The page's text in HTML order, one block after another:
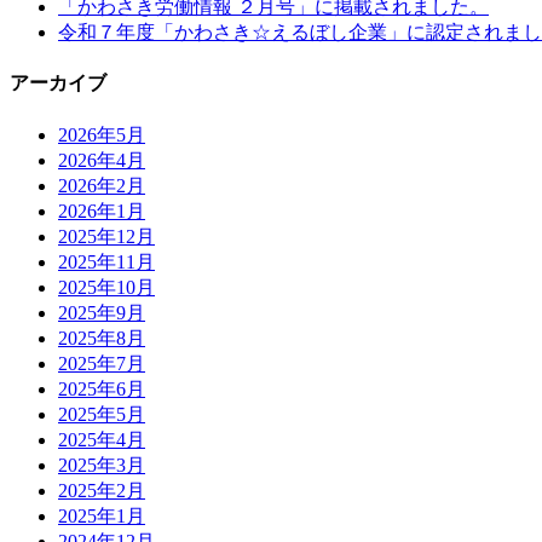
「かわさき労働情報 ２月号」に掲載されました。
令和７年度「かわさき☆えるぼし企業」に認定されま
アーカイブ
2026年5月
2026年4月
2026年2月
2026年1月
2025年12月
2025年11月
2025年10月
2025年9月
2025年8月
2025年7月
2025年6月
2025年5月
2025年4月
2025年3月
2025年2月
2025年1月